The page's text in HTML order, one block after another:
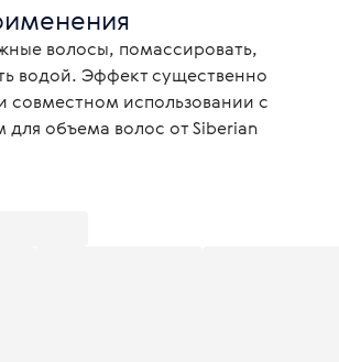
волосы, помассировать,
водой. Эффект существенно
совместном использовании с
объема волос от Siberian